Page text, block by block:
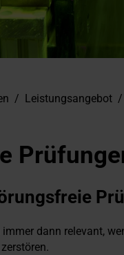
/ Leistungsangebot /
dann relevant,